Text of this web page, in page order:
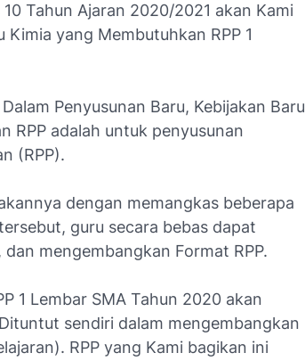
10 Tahun Ajaran 2020/2021 akan Kami
yang Membutuhkan RPP 1
Dalam Penyusunan Baru, Kebijakan Baru
RPP adalah untuk penyusunan
(RPP).
dengan memangkas beberapa
guru secara bebas dapat
mengembangkan Format RPP.
1 Lembar SMA Tahun 2020 akan
sendiri dalam mengembangkan
RPP yang Kami bagikan ini